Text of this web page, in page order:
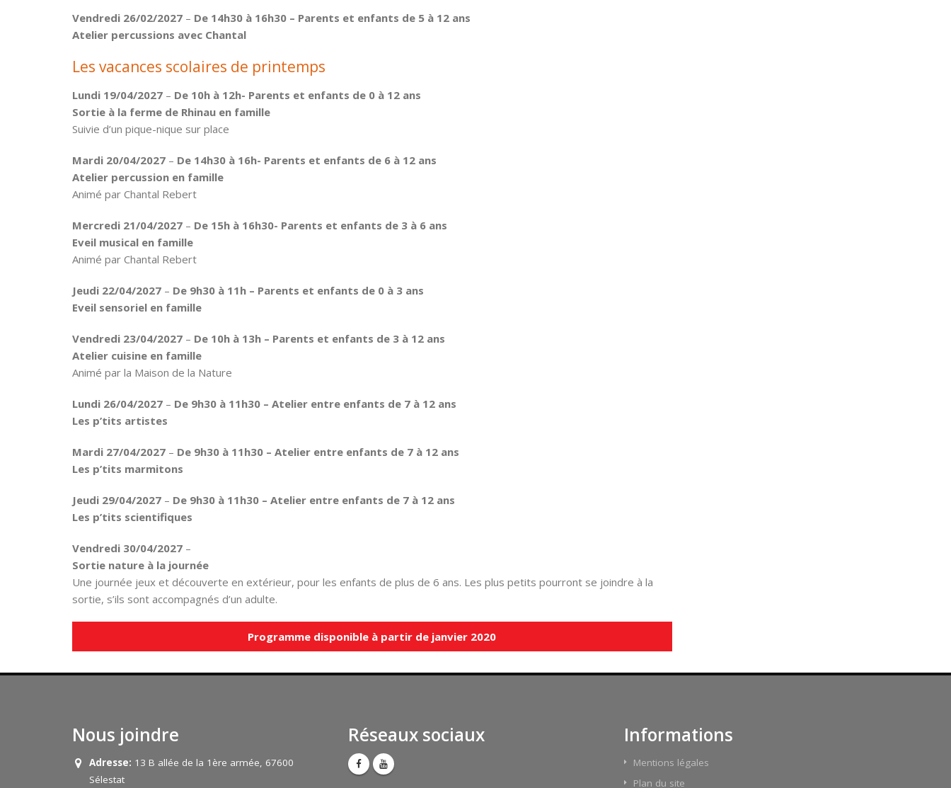
Vendredi 26/02/2027 – De 14h30 à 16h30 – Parents et enfants de 5 à 12 ans
Atelier percussions avec Chantal
Les vacances scolaires de printemps
Lundi 19/04/2027 – De 10h à 12h- Parents et enfants de 0 à 12 ans
Sortie à la ferme de Rhinau en famille
Suivie d’un pique-nique sur place
Mardi 20/04/2027 – De 14h30 à 16h- Parents et enfants de 6 à 12 ans
Atelier percussion en famille
Animé par Chantal Rebert
Mercredi 21/04/2027 – De 15h à 16h30- Parents et enfants de 3 à 6 ans
Eveil musical en famille
Animé par Chantal Rebert
Jeudi 22/04/2027 – De 9h30 à 11h – Parents et enfants de 0 à 3 ans
Eveil sensoriel en famille
Vendredi 23/04/2027 – De 10h à 13h – Parents et enfants de 3 à 12 ans
Atelier cuisine en famille
Animé par la Maison de la Nature
Lundi 26/04/2027 – De 9h30 à 11h30 – Atelier entre enfants de 7 à 12 ans
Les p’tits artistes
Mardi 27/04/2027 – De 9h30 à 11h30 – Atelier entre enfants de 7 à 12 ans
Les p’tits marmitons
Jeudi 29/04/2027 – De 9h30 à 11h30 – Atelier entre enfants de 7 à 12 ans
Les p’tits scientifiques
Vendredi 30/04/2027 –
Sortie nature à la journée
Une journée jeux et découverte en extérieur, pour les enfants de plus de 6 ans. Les plus petits pourront se joindre à la
sortie, s’ils sont accompagnés d’un adulte.
Programme disponible à partir de janvier 2020
Nous joindre
Adresse: 13 B allée de la 1ère armée, 67600
Sélestat
Réseaux sociaux Informations
Mentions légales
Plan du site